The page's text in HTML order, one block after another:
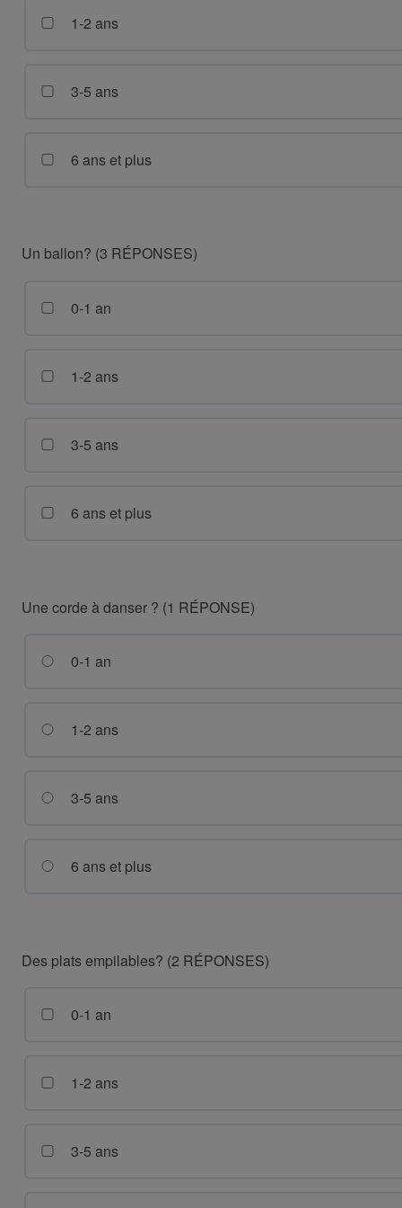
1-2 ans
3-5 ans
6 ans et plus
Un ballon? (3 RÉPONSES)
0-1 an
1-2 ans
3-5 ans
6 ans et plus
Une corde à danser ? (1 RÉPONSE)
0-1 an
1-2 ans
3-5 ans
6 ans et plus
Des plats empilables? (2 RÉPONSES)
0-1 an
1-2 ans
3-5 ans